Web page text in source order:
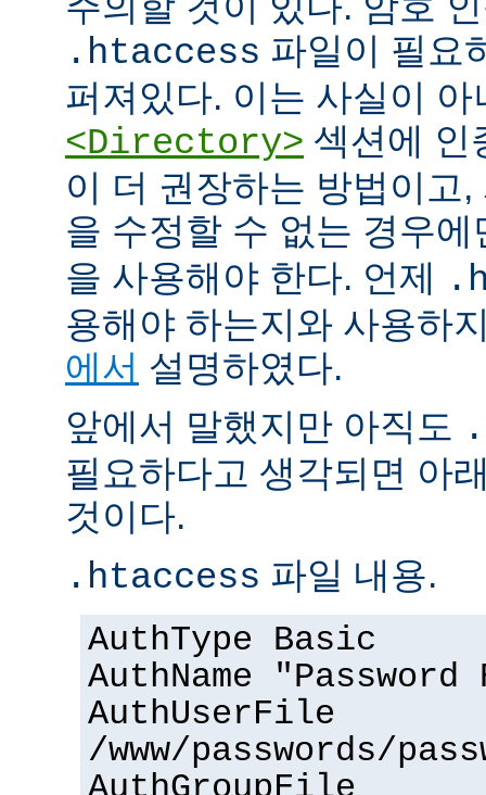
.htaccess 파일이 필요
퍼져있다. 이는 사실이
<Directory> 섹션에 인
이 더 권장하는 방법이고
을 수정할 수 없는 경우
을 사용해야 한다. 언제
용해야 하는지와 사용하
에서 설명하였다.
앞에서 말했지만 아직도
필요하다고 생각되면 아
것이다.
.htaccess 파일 내용.
AuthType Basic
AuthName
AuthUserFile
/www/passwords/